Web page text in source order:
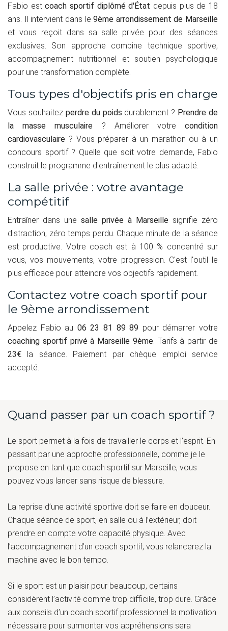
Fabio estcoach sportif diplômé d'État depuis plus de 18
ans. Il intervient dans le9ème arrondissement de Marseille
et vous reçoit dans sa salle privée pour des séances
exclusives. Son approche combine technique sportive,
accompagnement nutritionnel et soutien psychologique
pour une transformation complète.
Tous types d'objectifs pris en charge
Vous souhaitez perdre du poids durablement ? Prendre de
la masse musculaire ? Améliorer votrecondition
cardiovasculaire ? Vous préparer à un marathon ou à un
concours sportif ? Quelle que soit votre demande, Fabio
construit le programme d'entraînement le plus adapté.
La salle privée : votre avantage
compétitif
Entraîner dans une salle privée à Marseille signifie zéro
distraction, zéro temps perdu. Chaque minute de la séance
est productive. Votre coach est à 100 % concentré sur
vous, vos mouvements, votre progression. C'est l'outil le
plus efficace pour atteindre vos objectifs rapidement.
Contactez votre coach sportif pour
le 9ème arrondissement
Appelez Fabio au 06 23 81 89 89 pour démarrer votre
coaching sportif privé à Marseille 9ème. Tarifs à partir de
23€ la séance. Paiement par chèque emploi service
accepté.
Quand passer par un coach sportif ?
Le sport permet à la fois de travailler le corps et l’esprit. En
passant par une approche professionnelle, comme je le
propose en tant que coach sportif sur Marseille, vous
pouvez vous lancer sans risque de blessure.
La reprise d’une activité sportive doit se faire en douceur.
Chaque séance de sport, en salle ou à l’extérieur, doit
prendre en compte votre capacité physique. Avec
l’accompagnement d’un coach sportif, vous relancerez la
machine avec le bon tempo.
Si le sport est un plaisir pour beaucoup, certains
considèrent l’activité comme trop difficile, trop dure. Grâce
aux conseils d’un coach sportif professionnel la motivation
nécessaire pour surmonter vos appréhensions sera